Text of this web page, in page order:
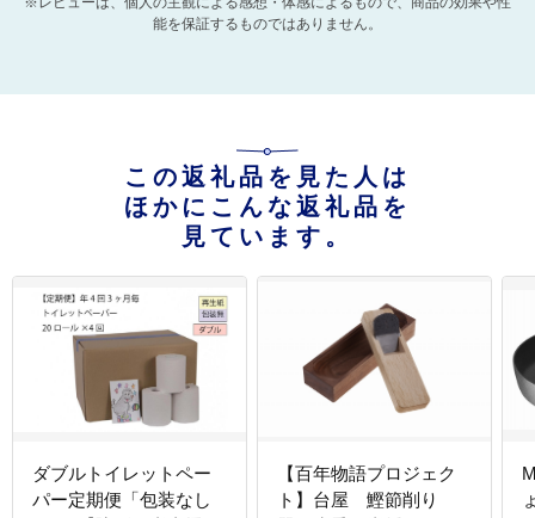
能を保証するものではありません。
この返礼品を見た人は
ほかにこんな返礼品を
見ています。
ダブルトイレットペー
パー定期便「包装なし
【百年物語プロジェク
ト】台屋 鰹節削り